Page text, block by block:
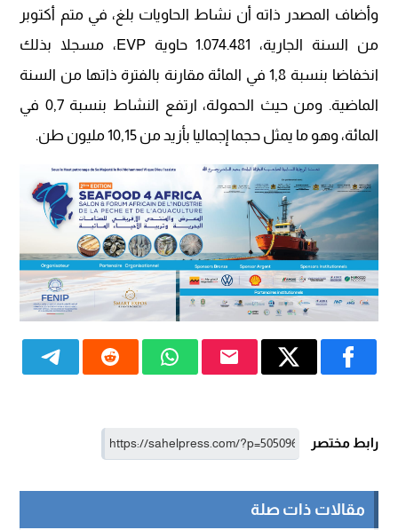
وأضاف المصدر ذاته أن نشاط الحاويات بلغ، في متم أكتوبر
من السنة الجارية، 1.074.481 حاوية EVP، مسجلا بذلك
انخفاضا بنسبة 1,8 في المائة مقارنة بالفترة ذاتها من السنة
الماضية. ومن حيث الحمولة، ارتفع النشاط بنسبة 0,7 في
المائة، وهو ما يمثل حجما إجماليا بأزيد من 10,15 مليون طن.
رابط مختصر
مقالات ذات صلة